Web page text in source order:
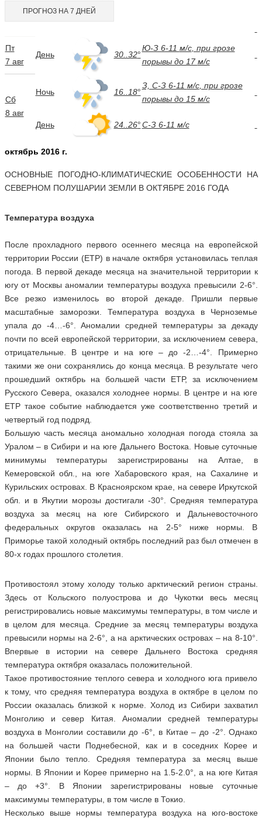
ПРОГНОЗ НА 7 ДНЕЙ
Пт
7 авг
День 30..32°
Ю-З 6-11 м/c, при грозе
порывы до 17м/c
Сб
8 авг
Ночь 16..18°
З, C-З 6-11 м/c, при грозе
порывы до 15 м/c
День 24..26°C-З 6-11 м/c
октябрь 2016 г.
ОСНОВНЫЕ ПОГОДНО-КЛИМАТИЧЕСКИЕ ОСОБЕННОСТИ НА
СЕВЕРНОМ ПОЛУШАРИИ ЗЕМЛИ В ОКТЯБРЕ 2016 ГОДА
Температура воздуха
После прохладного первого осеннего месяца на европейской
территории России (ЕТР) в начале октября установилась теплая
погода. В первой декаде месяца на значительной территории к
югу от Москвы аномалии температуры воздуха превысили 2-6°.
Все резко изменилось во второй декаде. Пришли первые
масштабные заморозки. Температура воздуха в Черноземье
упала до -4…-6°. Аномалии средней температуры за декаду
почти по всей европейской территории, за исключением севера,
отрицательные. В центре и на юге – до -2…-4°. Примерно
такими же они сохранялись до конца месяца. В результате чего
прошедший октябрь на большей части ЕТР, за исключением
Русского Севера, оказался холоднее нормы. В центре и на юге
ЕТР такое событие наблюдается уже соответственно третий и
четвертый год подряд.
Большую часть месяца аномально холодная погода стояла за
Уралом – в Сибири и на юге Дальнего Востока. Новые суточные
минимумы температуры зарегистрированы на Алтае, в
Кемеровской обл., на юге Хабаровского края, на Сахалине и
Курильских островах. В Красноярском крае, на севере Иркутской
обл. и в Якутии морозы достигали -30°. Средняя температура
воздуха за месяц на юге Сибирского и Дальневосточного
федеральных округов оказалась на 2-5° ниже нормы. В
Приморье такой холодный октябрь последний раз был отмечен в
80-х годах прошлого столетия.
Противостоял этому холоду только арктический регион страны.
Здесь от Кольского полуострова и до Чукотки весь месяц
регистрировались новые максимумы температуры, в том числе и
в целом для месяца. Средние за месяц температуры воздуха
превысили нормы на 2-6°, а на арктических островах – на 8-10°.
Впервые в истории на севере Дальнего Востока средняя
температура октября оказалась положительной.
Такое противостояние теплого севера и холодного юга привело
к тому, что средняя температура воздуха в октябре в целом по
России оказалась близкой к норме. Холод из Сибири захватил
Монголию и север Китая. Аномалии средней температуры
воздуха в Монголии составили до -6°, в Китае – до -2°. Однако
на большей части Поднебесной, как и в соседних Корее и
Японии было тепло. Средняя температура за месяц выше
нормы. В Японии и Корее примерно на 1.5-2.0°, а на юге Китая
– до +3°. В Японии зарегистрированы новые суточные
максимумы температуры, в том числе в Токио.
Несколько выше нормы температура воздуха на юго-востоке